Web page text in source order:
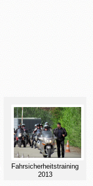
Fahrsicherheitstraining
2013